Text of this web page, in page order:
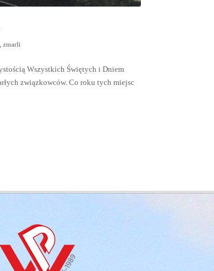
,zmarli
Wszystkich Świętych i Dniem
związkowców. Co roku tych miejsc